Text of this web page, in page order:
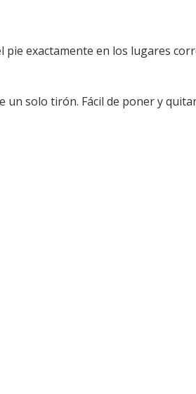
exactamente en los lugares
un solo tirón. Fácil de poner y